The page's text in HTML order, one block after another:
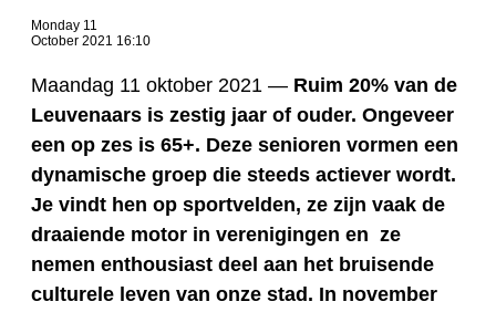
Monday 11
October 2021 16:10
Maandag 11 oktober 2021 — Ruim 20% van de
Leuvenaars is zestig jaar of ouder. Ongeveer
een op zes is 65+. Deze senioren vormen een
dynamische groep die steeds actiever wordt.
Je vindt hen op sportvelden, ze zijn vaak de
draaiende motor in verenigingen en ze
nemen enthousiast deel aan het bruisende
culturele leven van onze stad. In november